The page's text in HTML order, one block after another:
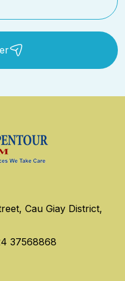
Cau Giay District,
37568868